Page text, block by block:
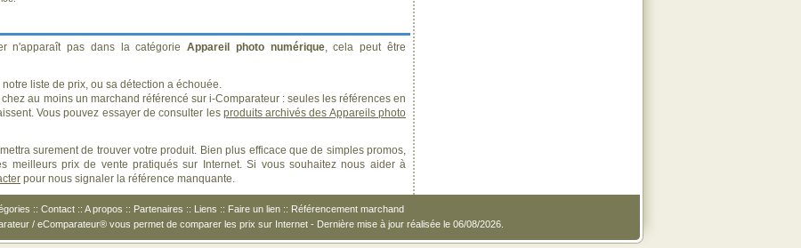
n'apparaît pas dans la catégorieAppareil photo numérique, cela peut être
liste de prix, ou sa détection a échouée.
au moins un marchand référencé sur i-Comparateur : seules les références en
Vous pouvez essayer de consulter les produits archivés des Appareils photo
surement de trouver votre produit. Bien plus efficace que de simples promos,
meilleurs prix de vente pratiqués sur Internet. Si vous souhaitez nous aider à
pour nous signaler la référence manquante.
:: Contact :: A propos :: Partenaires :: Liens :: Faire un lien :: Référencement marchand
/ eComparateur® vous permet de comparer les prix sur Internet - Dernière mise à jour réalisée le 06/08/2026.